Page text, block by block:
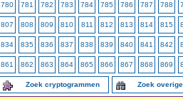
780 781 782 783 784 785 786 787 788
807 808 809 810 811 812 813 814 815
834 835 836 837 838 839 840 841 842
861 862 863 864 865 866 867 868 869
Zoek cryptogrammen Zoek